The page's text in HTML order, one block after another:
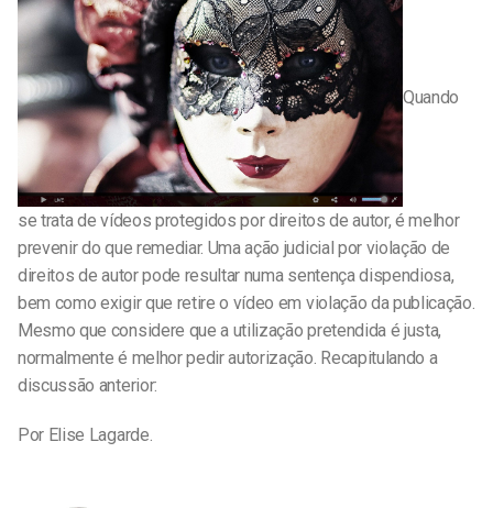
Quando
se trata de vídeos protegidos por direitos de autor, é melhor
prevenir do que remediar. Uma ação judicial por violação de
direitos de autor pode resultar numa sentença dispendiosa,
bem como exigir que retire o vídeo em violação da publicação.
Mesmo que considere que a utilização pretendida é justa,
normalmente é melhor pedir autorização. Recapitulando a
discussão anterior:
Por Elise Lagarde.